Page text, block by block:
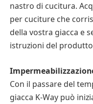
nastro di cucitura.
per cuciture che
della vostra giacca e
istruzioni del
Con il passare del
giacca K-Way può